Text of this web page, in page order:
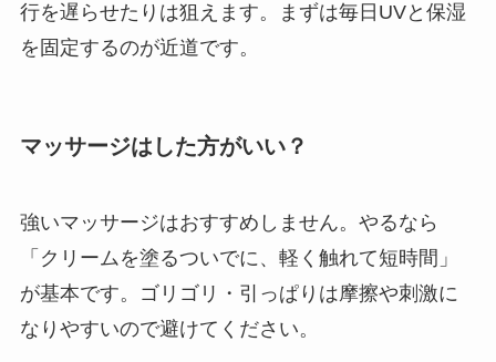
行を遅らせたりは狙えます。まずは毎日UVと保湿
を固定するのが近道です。
マッサージはした方がいい？
強いマッサージはおすすめしません。やるなら
「クリームを塗るついでに、軽く触れて短時間」
が基本です。ゴリゴリ・引っぱりは摩擦や刺激に
なりやすいので避けてください。